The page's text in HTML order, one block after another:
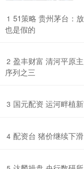
1 ​51策略 贵州茅台：
也是假的
2 盈丰财富 清河平原
序列之三
3 国元配资 运河畔植
4 配资台 猪价继续下